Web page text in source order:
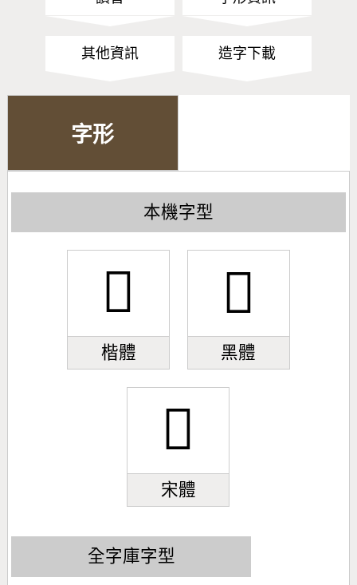
其他資訊 造字下載
字形
本機字型
𣉜
楷體
𣉜
黑體
𣉜
宋體
全字庫字型